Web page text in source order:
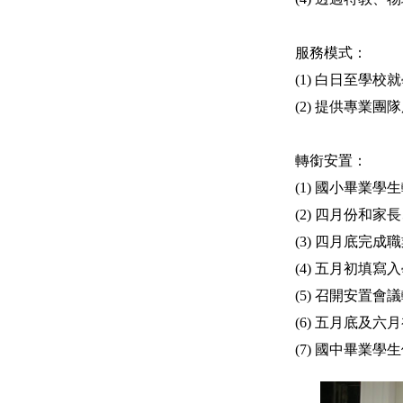
服務模式：
(1) 白日至學校
(2) 提供專業團
轉銜安置：
(1) 國小畢業學
(2) 四月份和家
(3) 四月底完成
(4) 五月初填寫
(5) 召開安置會
(6) 五月底及六
(7) 國中畢業學